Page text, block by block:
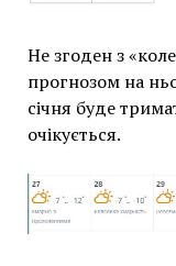
Не згоден з
прогнозом на
січня буде
очікується.